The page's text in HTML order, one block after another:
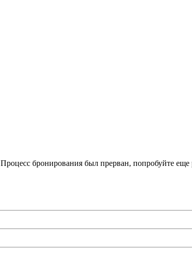
Процесс бронирования был прерван, попробуйте